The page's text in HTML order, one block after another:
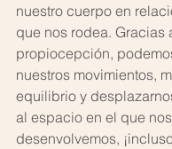
nuestro cuerpo en
que nos rodea. Gracias
propiocepción,
nuestros movimientos,
equilibrio y
al espacio en el que nos
desenvolvemos,